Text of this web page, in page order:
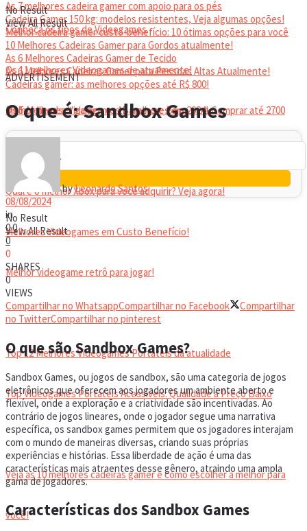
As 7 melhores cadeira gamer com apoio para os pés
Cadeira Gamer 150 kg: modelos resistentes, Veja algumas opções!
Melhor cadeira gamer custo-benefício: 10 ótimas opções para você
10 Melhores Cadeiras Gamer para Gordos atualmente!
As 6 Melhores Cadeiras Gamer de Tecido
As 6 Melhores Cadeiras Gamer para Pessoas Altas Atualmente!
Cadeiras gamer: as melhores opções até R$ 800!
Melhor headset gamer: os 10 melhores em 2024!
No Result
View All Result
Conheça os tipos de Videogames
Os 11 melhores Videogames de atualmente!
Os 5 Melhores Videogames Baratos e Bons para Comprar até 2700
Reais
Qual é o melhor Xbox para você adquirir? Veja agora!
Melhores Videogames em Custo Benefício!
Melhor videogame retrô para jogar!
VIDEOGAMES PORTÁTEIS
Top 12 Melhores Videogames Portáteis da atualidade
Top Videogames Portáteis Acessíveis: Qualidade a Preço Baixo
CADEIRA GAMER
Veja as 10 melhores cadeiras gamer e como escolher a melhor para
você!
No Result
View All Result
ADVERTISEMENT
O que é: Sandbox Games
byLeonardo Santos
08/08/2024
in
00
0
0
SHARES
0
VIEWS
Compartilhar no WhatsappCompartilhar no Facebook
Compartilhar
no TwitterCompartilhar no pinterest
O que são Sandbox Games?
Sandbox Games, ou jogos de sandbox, são uma categoria de jogos
eletrônicos que oferecem aos jogadores um ambiente aberto e
flexível, onde a exploração e a criatividade são incentivadas. Ao
contrário de jogos lineares, onde o jogador segue uma narrativa
específica, os sandbox games permitem que os jogadores interajam
com o mundo de maneiras diversas, criando suas próprias
experiências e histórias. Essa liberdade de ação é uma das
características mais atraentes desse gênero, atraindo uma ampla
gama de jogadores.
Características dos Sandbox Games